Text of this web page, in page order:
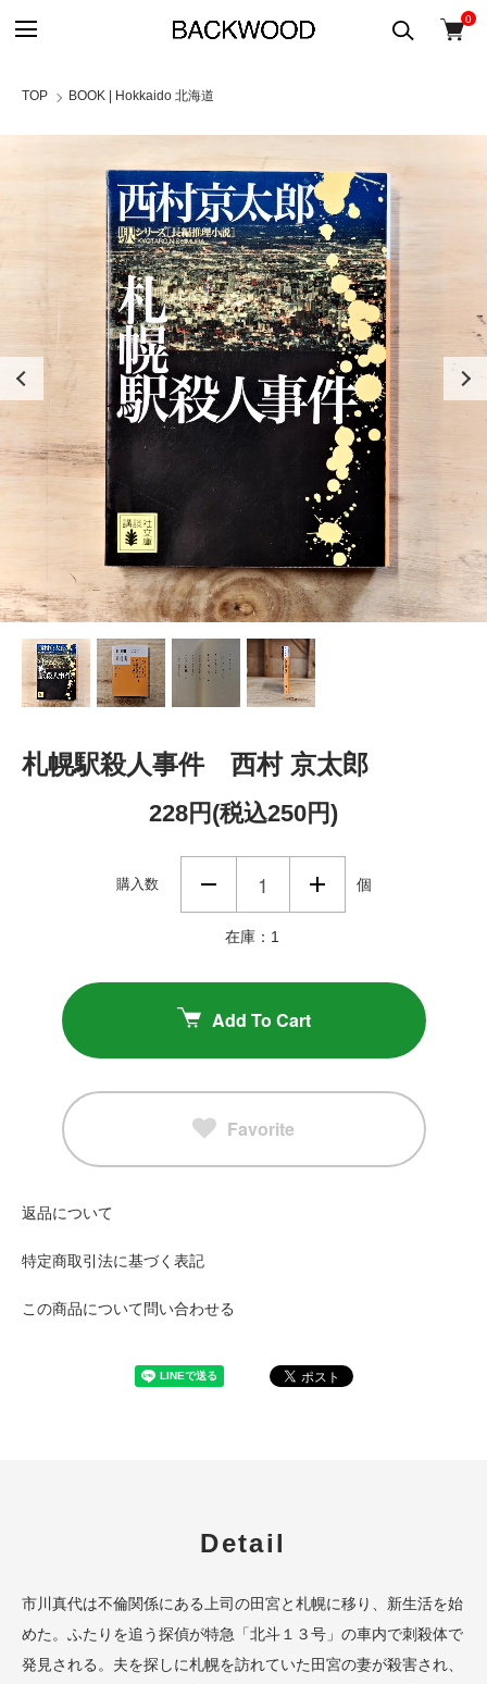
0
TOP BOOK | Hokkaido 北海道
札幌駅殺人事件 西村 京太郎
228円(税込250円)
購入数 個
在庫：1
Add To Cart
Favorite
返品について
特定商取引法に基づく表記
この商品について問い合わせる
Detail
市川真代は不倫関係にある上司の田宮と札幌に移り、新生活を始
めた。ふたりを追う探偵が特急「北斗１３号」の車内で刺殺体で
発見される。夫を探しに札幌を訪れていた田宮の妻が殺害され、